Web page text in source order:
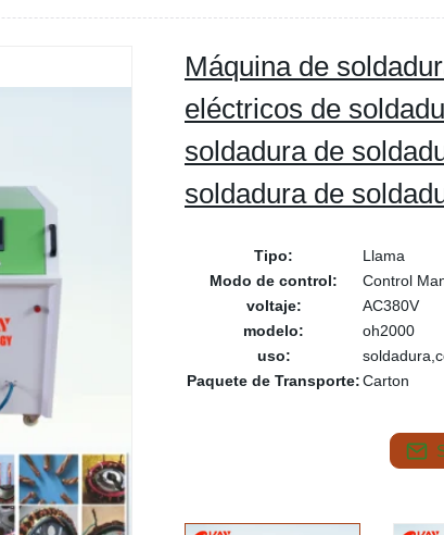
Máquina de
eléctricos de
soldadura de
soldadura de
Tipo:
Llama
Modo de control:
Control
voltaje:
AC380V
modelo:
oh2000
uso:
Paquete de Transporte:Carton